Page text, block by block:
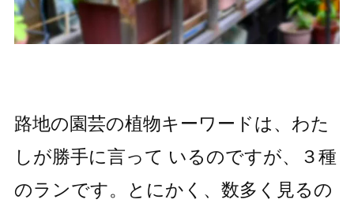
路地の園芸の植物キーワードは、わた
しが勝手に言って いるのですが、３種
のランです。とにかく、数多く見るの